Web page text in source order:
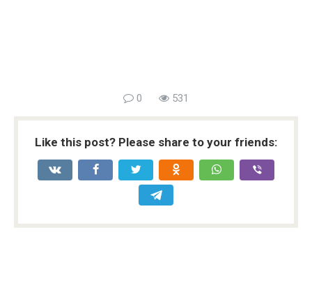
0 531
Like this post? Please share to your friends: